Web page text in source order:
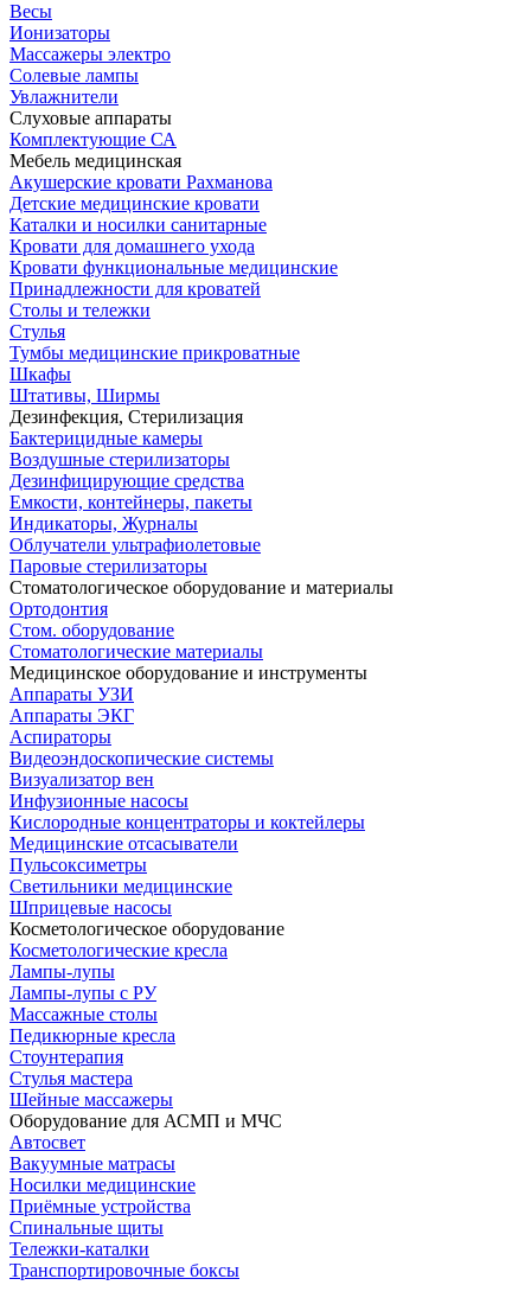
Весы
Ионизаторы
Массажеры электро
Солевые лампы
Увлажнители
Слуховые аппараты
Комплектующие СА
Мебель медицинская
Акушерские кровати Рахманова
Детские медицинские кровати
Каталки и носилки санитарные
Кровати для домашнего ухода
Кровати функциональные медицинские
Принадлежности для кроватей
Столы и тележки
Стулья
Тумбы медицинские прикроватные
Шкафы
Штативы, Ширмы
Дезинфекция, Стерилизация
Бактерицидные камеры
Воздушные стерилизаторы
Дезинфицирующие средства
Емкости, контейнеры, пакеты
Индикаторы, Журналы
Облучатели ультрафиолетовые
Паровые стерилизаторы
Стоматологическое оборудование и материалы
Ортодонтия
Стом. оборудование
Стоматологические материалы
Медицинское оборудование и инструменты
Аппараты УЗИ
Аппараты ЭКГ
Аспираторы
Видеоэндоскопические системы
Визуализатор вен
Инфузионные насосы
Кислородные концентраторы и коктейлеры
Медицинские отсасыватели
Пульсоксиметры
Светильники медицинские
Шприцевые насосы
Косметологическое оборудование
Косметологические кресла
Лампы-лупы
Лампы-лупы с РУ
Массажные столы
Педикюрные кресла
Стоунтерапия
Стулья мастера
Шейные массажеры
Оборудование для АСМП и МЧС
Автосвет
Вакуумные матрасы
Носилки медицинские
Приёмные устройства
Спинальные щиты
Тележки-каталки
Транспортировочные боксы